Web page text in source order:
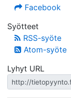
Facebook
Syötteet
RSS-syöte
Atom-syöte
Lyhyt URL